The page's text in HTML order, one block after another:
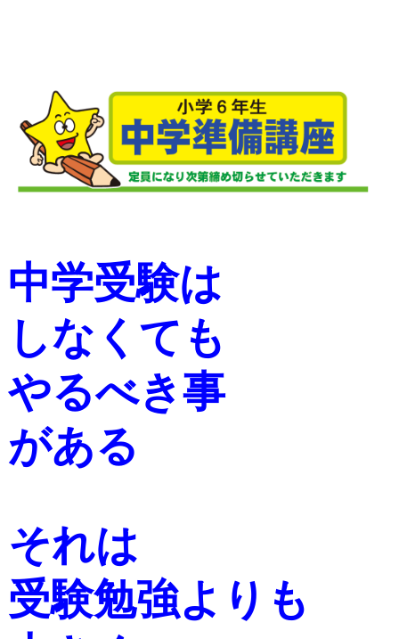
中学受験は
しなくても
やるべき事
がある
それは
受験勉強よりも